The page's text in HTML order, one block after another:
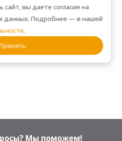
Мы поможем!
вы даете согласие на
данных. Подробнее — в нашей
.
Принять